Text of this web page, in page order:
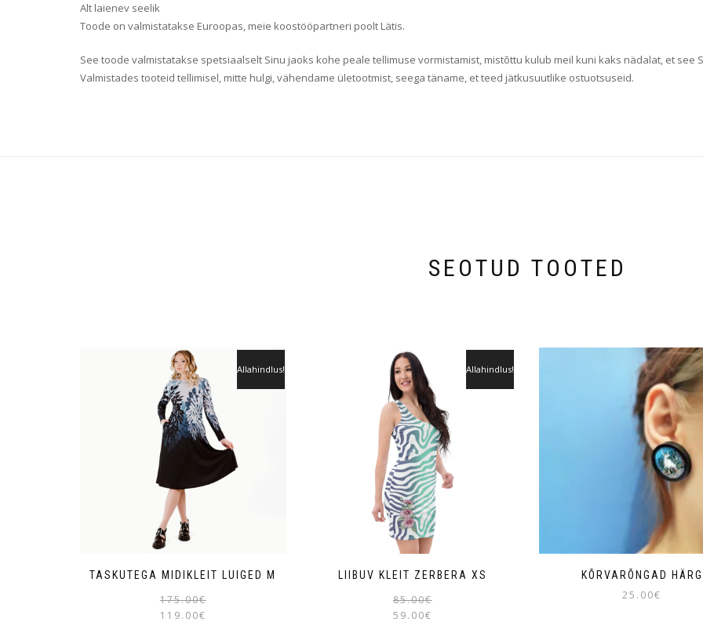
Alt laienev seelik
Toode on valmistatakse Euroopas, meie koostööpartneri poolt Lätis.
See toode valmistatakse spetsiaalselt Sinu jaoks kohe peale tellimuse vormistamist, mistõttu kulub meil kuni kaks nädalat, et see
Valmistades tooteid tellimisel, mitte hulgi, vähendame ületootmist, seega täname, et teed jätkusuutlike ostuotsuseid.
SEOTUD TOOTED
TASKUTEGA MIDIKLEIT LUIGED M
Allahindlus!
175.00€
119.00€
LIIBUV KLEIT ZERBERA XS
Allahindlus!
85.00€
59.00€
KÕRVARÕNGAD HÄRG
25.00€